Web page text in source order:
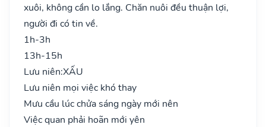
xuôi, không cần lo lắng. Chăn nuôi đều thuận lợi,
người đi có tin về.
1h-3h
13h-15h
Lưu niên:XẤU
Lưu niên mọi việc khó thay
Mưu cầu lúc chửa sáng ngày mới nên
Việc quan phải hoãn mới yên